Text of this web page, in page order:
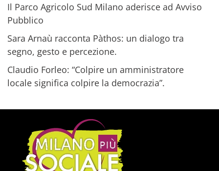
Il Parco Agricolo Sud Milano aderisce ad Avviso
Pubblico
Sara Arnaù racconta Pàthos: un dialogo tra
segno, gesto e percezione.
Claudio Forleo: “Colpire un amministratore
locale significa colpire la democrazia”.